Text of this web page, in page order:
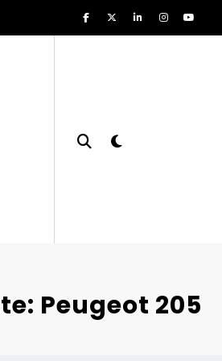
Peugeot 205